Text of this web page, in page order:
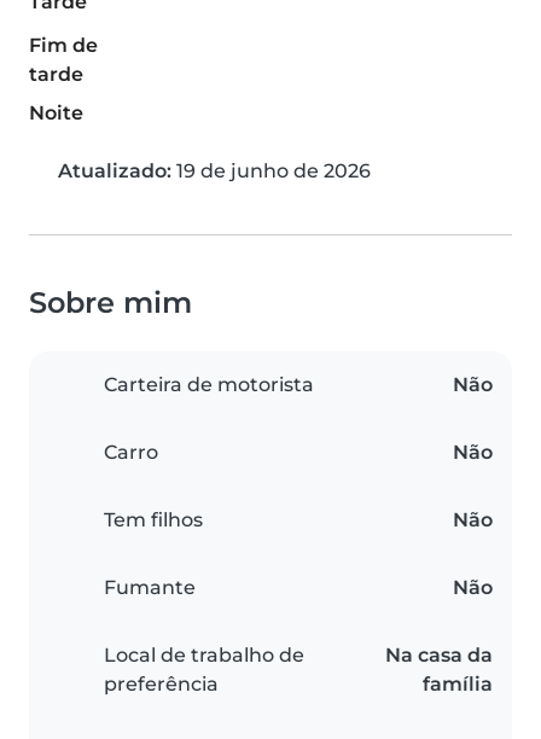
Fim de
tarde
Noite
Atualizado: 19 de junho de 2026
Sobre mim
Carteira de motorista Não
Carro Não
Tem filhos Não
Fumante Não
Local de trabalho de
preferência
Na casa da
família